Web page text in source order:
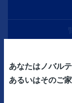
あなたはノバル
あるいはそのご